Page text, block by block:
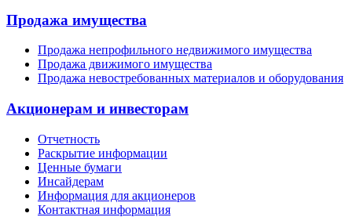
Продажа имущества
Продажа непрофильного недвижимого имущества
Продажа движимого имущества
Продажа невостребованных материалов и оборудования
Акционерам и инвесторам
Отчетность
Раскрытие информации
Ценные бумаги
Инсайдерам
Информация для акционеров
Контактная информация